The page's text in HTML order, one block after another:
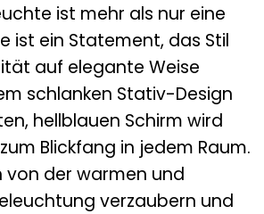
ist mehr als nur eine
ist ein Statement, das Stil
auf elegante Weise
schlanken Stativ-Design
hellblauen Schirm wird
Blickfang in jedem Raum.
von der warmen und
verzaubern und